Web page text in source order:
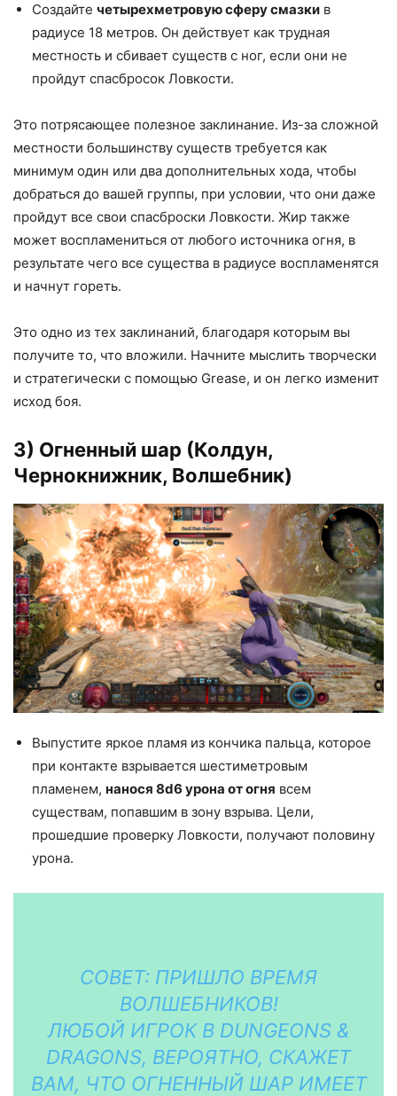
Создайте четырехметровую сферу смазки в
радиусе 18 метров. Он действует как трудная
местность и сбивает существ с ног, если они не
пройдут спасбросок Ловкости.
Это потрясающее полезное заклинание. Из-за сложной
местности большинству существ требуется как
минимум один или два дополнительных хода, чтобы
добраться до вашей группы, при условии, что они даже
пройдут все свои спасброски Ловкости. Жир также
может воспламениться от любого источника огня, в
результате чего все существа в радиусе воспламенятся
и начнут гореть.
Это одно из тех заклинаний, благодаря которым вы
получите то, что вложили. Начните мыслить творчески
и стратегически с помощью Grease, и он легко изменит
исход боя.
3) Огненный шар (Колдун,
Чернокнижник, Волшебник)
Выпустите яркое пламя из кончика пальца, которое
при контакте взрывается шестиметровым
пламенем, нанося 8d6 урона от огня всем
существам, попавшим в зону взрыва. Цели,
прошедшие проверку Ловкости, получают половину
урона.
СОВЕТ: ПРИШЛО ВРЕМЯ
ВОЛШЕБНИКОВ!
ЛЮБОЙ ИГРОК В DUNGEONS &
DRAGONS, ВЕРОЯТНО, СКАЖЕТ
ВАМ, ЧТО ОГНЕННЫЙ ШАР ИМЕЕТ